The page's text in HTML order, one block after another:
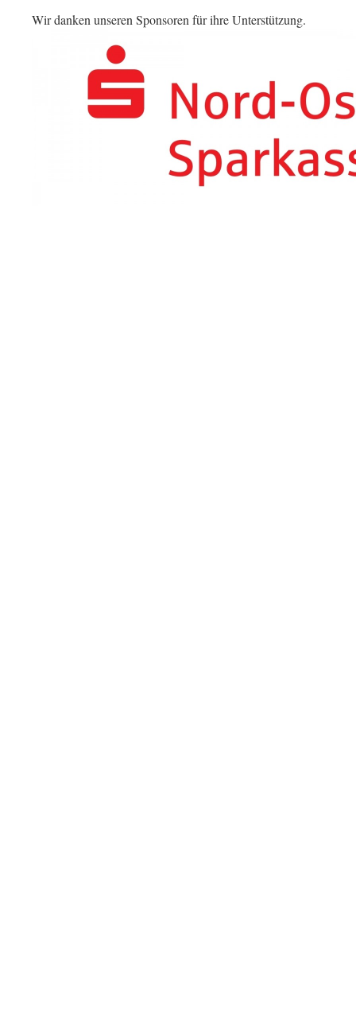
Wir danken unseren Sponsoren für ihre Unterstützung.